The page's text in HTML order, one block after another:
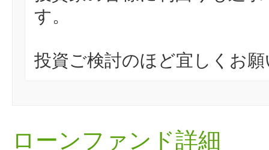
す。
投資ご検討のほど宜しくお
ローンファンド詳細